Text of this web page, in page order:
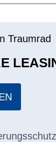
Traumrad